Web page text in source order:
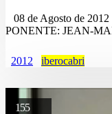
08 de Agosto de 2012
PONENTE: JEAN-
2012 iberocabri
155